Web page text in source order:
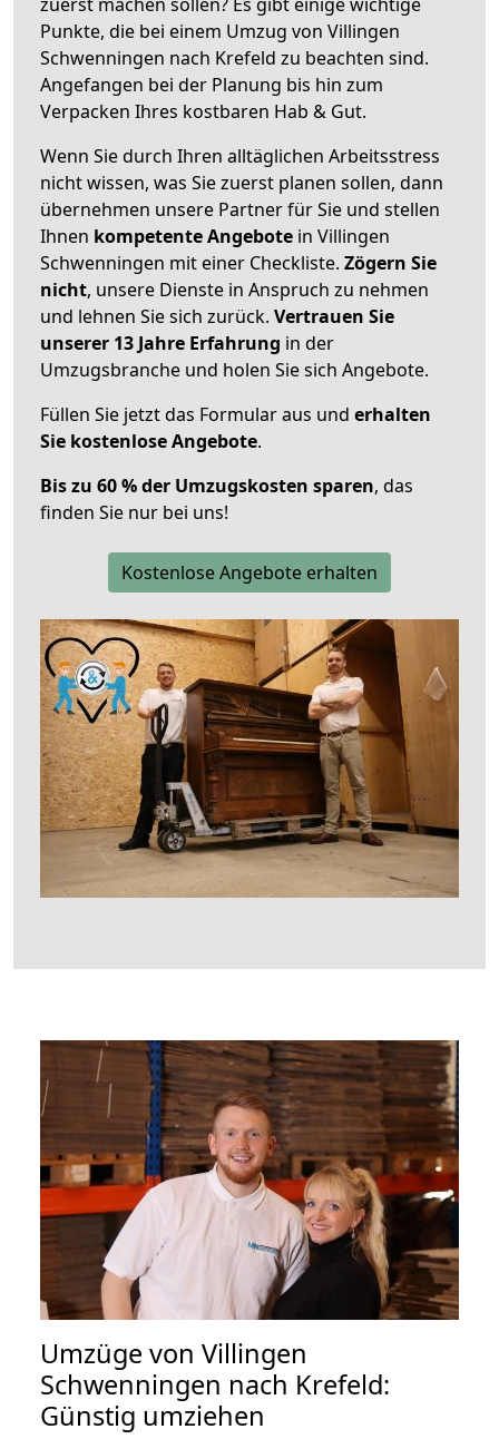
Punkte, die bei einem Umzug von Villingen
Schwenningen nach Krefeld zu beachten sind.
Angefangen bei der Planung bis hin zum
Verpacken Ihres kostbaren Hab & Gut.
Wenn Sie durch Ihren alltäglichen Arbeitsstress
nicht wissen, was Sie zuerst planen sollen, dann
übernehmen unsere Partner für Sie und stellen
Ihnen kompetente Angebote in Villingen
Schwenningen mit einer Checkliste. Zögern Sie
nicht, unsere Dienste in Anspruch zu nehmen
und lehnen Sie sich zurück. Vertrauen Sie
unserer 13 Jahre Erfahrung in der
Umzugsbranche und holen Sie sich Angebote.
Füllen Sie jetzt das Formular aus und erhalten
Sie kostenlose Angebote.
Bis zu 60 % der Umzugskosten sparen, das
finden Sie nur bei uns!
Kostenlose Angebote erhalten
Umzüge von Villingen
Schwenningen nach Krefeld:
Günstig umziehen